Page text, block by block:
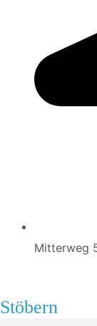
Mitterweg
Stöbern